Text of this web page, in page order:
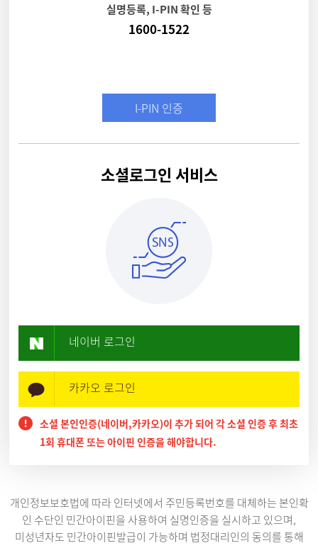
실명등록, I-PIN 확인 등
1600-1522
I-PIN 인증
소셜로그인 서비스
네이버 로그인
카카오 로그인
소셜 본인인증(네이버,카카오)이 추가 되어 각 소셜 인증 후 최초
1회 휴대폰 또는 아이핀 인증을 해야합니다.
개인정보보호법에 따라 인터넷에서 주민등록번호를 대체하는 본인확
인 수단인 민간아이핀을 사용하여 실명인증을 실시하고 있으며,
미성년자도 민간아이핀발급이 가능하며 법정대리인의 동의를 통해